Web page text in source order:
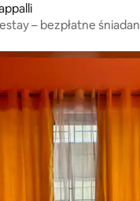
– bezpłatne